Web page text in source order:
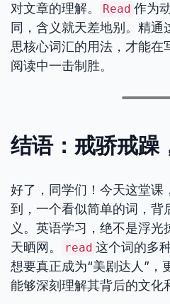
对文章的理解。
Read 作为
同，含义就天差地别。精
思核心词汇的用法，才能在
阅读中一击制胜。
结语：戒骄戒躁
好了，同学们！今天这堂课
到，一个看似简单的词，背
义。英语学习，绝不是浮
天晒网。
read 这个词的多
想要真正成为“美剧达人”，
能够深刻理解其背后的文化